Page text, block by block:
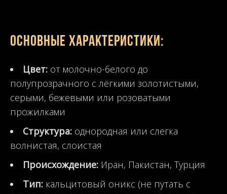
Основные характеристики:
Цвет: от молочно-белого до
полупрозрачного с лёгкими золотистыми,
серыми, бежевыми или розоватыми
прожилками
Структура: однородная или слегка
волнистая, слоистая
Происхождение: Иран, Пакистан, Турция
Тип: кальцитовый оникс (не путать с